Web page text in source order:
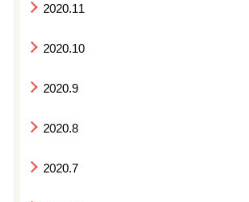
2020.11
2020.10
2020.9
2020.8
2020.7